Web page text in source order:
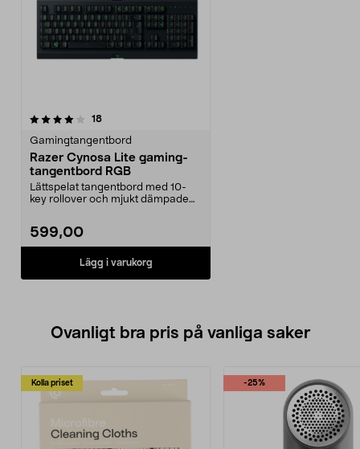
18recensioner
Gamingtangentbord
Razer Cynosa Lite gaming-
tangentbord RGB
Lättspelat tangentbord med 10-
key rollover och mjukt dämpade
599,00
Lägg i varukorg
Ovanligt bra pris på vanliga saker
Kolla priset -25%